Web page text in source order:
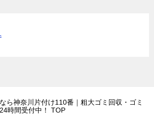
ら神奈川片付け110番｜粗大ゴミ回収・ゴミ
時間受付中！
TOP